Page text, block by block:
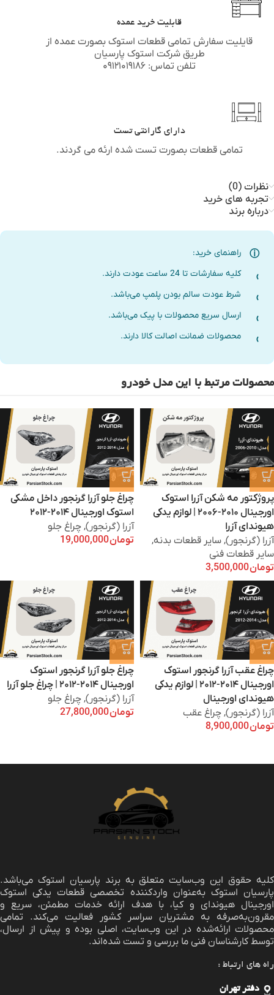
قابلیت خرید عمده
قایلیت سفارش تمامی قطعات استوک بصورت عمده از
طریق شرکت استوک پارسیان
تلفن تماس: ۰۹۱۲۱۰۱۹۱۸۶
دارای گارانتی تست
تمامی قطعات بصورت تست شده ارئه می گردند.
نظرات (0)
تجربه های خرید
درباره برند
راهنمای خرید:
کلیه سفارشات تا 24 ساعت عودت دارند.
شرط عودت سالم بودن پلمپ می‌باشد.
ارسال سریع محصولات با پیک می‌باشد.
محصولات ضمانت اصالت کالا دارند.
محصولات مرتبط با این مدل خودرو
پروژکتور مه شکن آزرا استوک
اورجینال ۲۰۱۰-۲۰۰۶ | لوازم یدکی
هیوندای آزرا
آزرا (گرنجور), سایر قطعات بدنه,
سایر قطعات فنی
تومان
چراغ جلو آزرا گرنجور داخل مشکی
استوک اورجینال ۲۰۱۴-۲۰۱۲
آزرا (گرنجور), چراغ جلو
تومان
چراغ عقب آزرا گرنجور استوک
اورجینال ۲۰۱۴-۲۰۱۲ | لوازم یدکی
هیوندای اورجینال
آزرا (گرنجور), چراغ عقب
تومان
چراغ جلو آزرا گرنجور استوک
اورجینال ۲۰۱۴-۲۰۱۲ | چراغ جلو آزرا
آزرا (گرنجور), چراغ جلو
تومان
کلیه حقوق این وب‌سایت متعلق به برند پارسیان استوک می‌باشد.
پارسیان استوک به‌عنوان واردکننده تخصصی قطعات یدکی استوک
اورجینال هیوندای و کیا، با هدف ارائه خدمات مطمئن، سریع و
مقرون‌به‌صرفه به مشتریان سراسر کشور فعالیت می‌کند. تمامی
محصولات ارائه‌شده در این وب‌سایت، اصلی بوده و پیش از ارسال،
توسط کارشناسان فنی ما بررسی و تست شده‌اند.
راه های ارتباط :
دفتر تهران